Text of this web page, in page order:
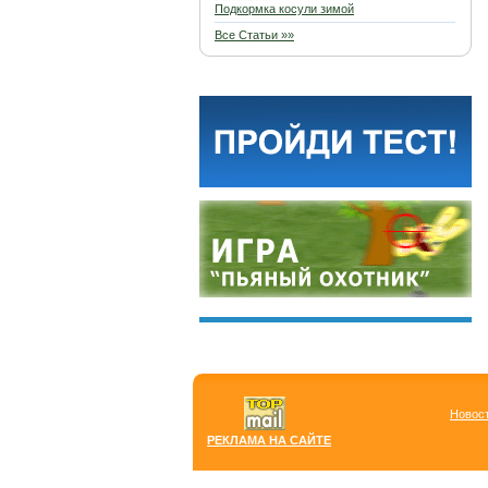
Подкормка косули зимой
Все Статьи »»
РЕКЛАМА НА САЙТЕ